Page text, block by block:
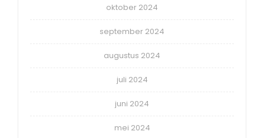
oktober 2024
september 2024
augustus 2024
juli 2024
juni 2024
mei 2024